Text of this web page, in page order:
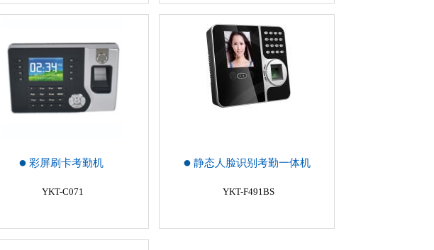
彩屏刷卡考勤机
YKT-C071
静态人脸识别考勤一体机
YKT-F491BS